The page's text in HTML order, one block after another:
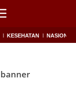
KESEHATAN NASIONAL